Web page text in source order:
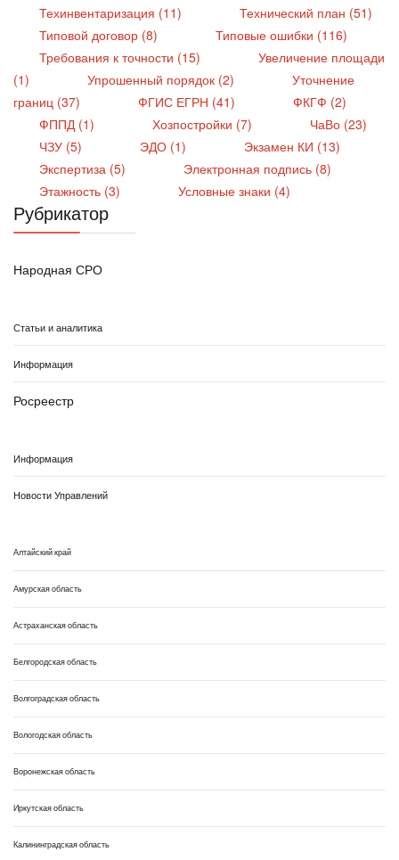
Техинвентаризация (11)
Технический план (51)
Типовой договор (8)
Типовые ошибки (116)
Требования к точности (15)
Увеличение площади
(1)
Упрошенный порядок (2)
Уточнение
границ (37)
ФГИС ЕГРН (41)
ФКГФ (2)
ФППД (1)
Хозпостройки (7)
ЧаВо (23)
ЧЗУ (5)
ЭДО (1)
Экзамен КИ (13)
Экспертиза (5)
Электронная подпись (8)
Этажность (3)
Условные знаки (4)
Рубрикатор
Народная СРО
Статьи и аналитика
Информация
Росреестр
Информация
Новости Управлений
Алтайский край
Амурская область
Астраханская область
Белгородская область
Волгоградская область
Вологодская область
Воронежская область
Иркутская область
Калининградская область